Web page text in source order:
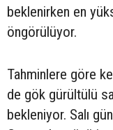
beklenirken en
öngörülüyor.
Tahminlere göre
de gök gürültülü
bekleniyor. Salı